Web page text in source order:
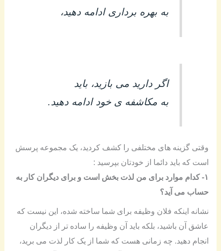
به بهره برداری ادامه دهید،
اگر دارید می بازید، باید
به مکاشفه ی خود ادامه دهید.
وقتی گزینه های مختلفی را کشف کردید، یک مجموعه پرسش
است که باید دائما از خودتان بپرسید :
۱- کدام موارد برای من لذت بخش است و برای دیگران کار به
حساب می آید؟
نشانه اینکه فلان وظیفه برای شما ساخته شده، این نیست که
عاشق آن باشید، بلکه باید آن وظیفه را ساده تر از دیگران
انجام دهید. چه زمانی هست که شما از یک کار لذت می برید،